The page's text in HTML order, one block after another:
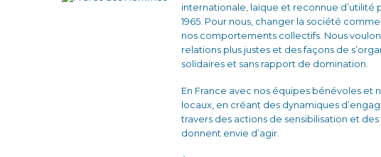
internationale, laïque et reconnue d’utilité
1965. Pour nous, changer la société
nos comportements collectifs. Nous
relations plus justes et des façons de
solidaires et sans rapport de domination.
En France avec nos équipes bénévoles et
locaux, en créant des dynamiques
travers des actions de sensibilisation et
donnent envie d’agir.